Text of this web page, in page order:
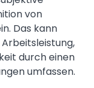
von
Das kann
durch einen
umfassen.